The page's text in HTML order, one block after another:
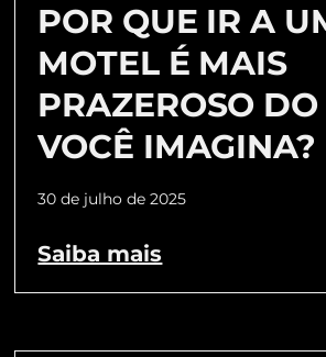
POR QUE IR A
MOTEL É MAIS
PRAZEROSO DO
VOCÊ IMAGINA?
30 de julho de 2025
Saiba mais